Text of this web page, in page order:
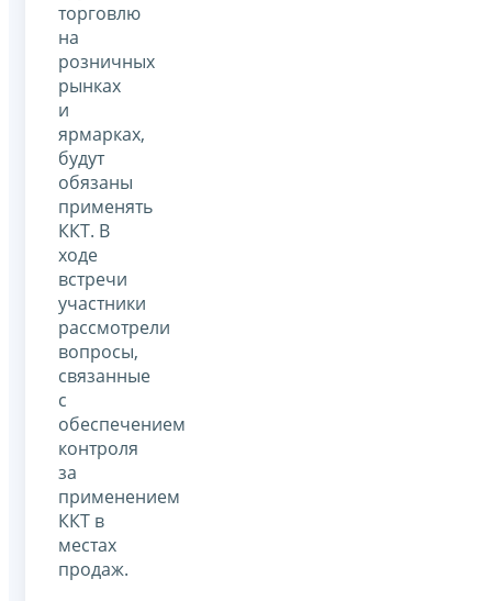
торговлю
на
розничных
рынках
и
ярмарках,
будут
обязаны
применять
ККТ. В
ходе
встречи
участники
рассмотрели
вопросы,
связанные
с
обеспечением
контроля
за
применением
ККТ в
местах
продаж.